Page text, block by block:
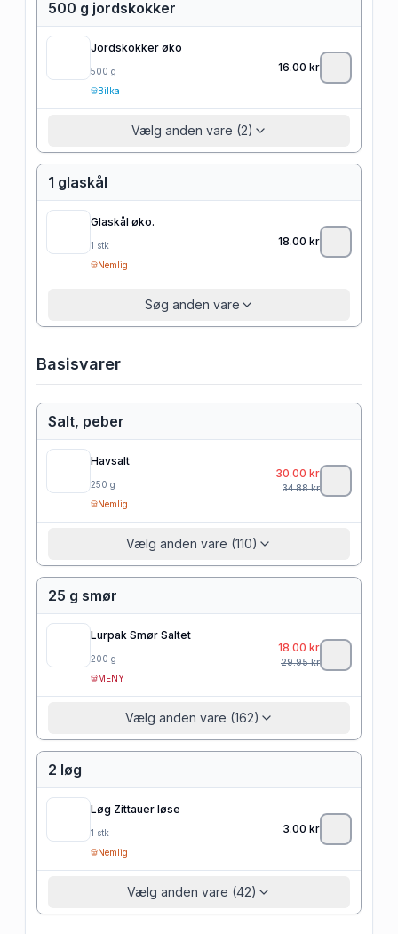
500 g jordskokker
Jordskokker øko
500 g
Bilka
16.00 kr
Vælg anden vare (2)
1 glaskål
Glaskål øko.
1 stk
Nemlig
18.00 kr
Søg anden vare
Basisvarer
Salt, peber
Havsalt
250 g
Nemlig
30.00 kr
34.88kr
Vælg anden vare (110)
25 g smør
Lurpak Smør Saltet
200 g
MENY
18.00 kr
29.95kr
Vælg anden vare (162)
2 løg
Løg Zittauer løse
1 stk
Nemlig
3.00 kr
Vælg anden vare (42)